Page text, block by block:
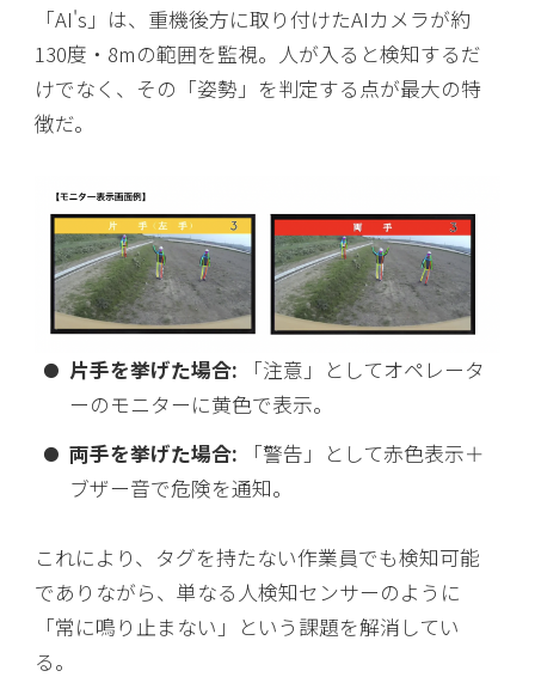
「AI's」は、重機後方に取り付けたAIカメラが約
130度・8mの範囲を監視。人が入ると検知するだ
けでなく、その「姿勢」を判定する点が最大の特
徴だ。
片手を挙げた場合: 「注意」としてオペレータ
ーのモニターに黄色で表示。
両手を挙げた場合: 「警告」として赤色表示＋
ブザー音で危険を通知。
これにより、タグを持たない作業員でも検知可能
でありながら、単なる人検知センサーのように
「常に鳴り止まない」という課題を解消してい
る。